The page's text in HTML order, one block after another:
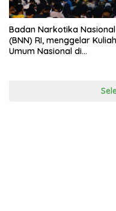
Badan Narkotika Nasional
(BNN) RI, menggelar Kuliah
Umum Nasional di